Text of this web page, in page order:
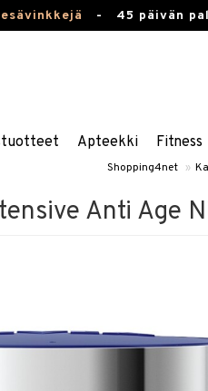
- 45 päivän
Apteekki Fitness
Shopping4net »
Anti Age